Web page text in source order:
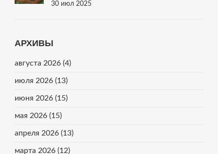
30 июл 2025
АРХИВЫ
августа 2026 (4)
июля 2026 (13)
июня 2026 (15)
мая 2026 (15)
апреля 2026 (13)
марта 2026 (12)